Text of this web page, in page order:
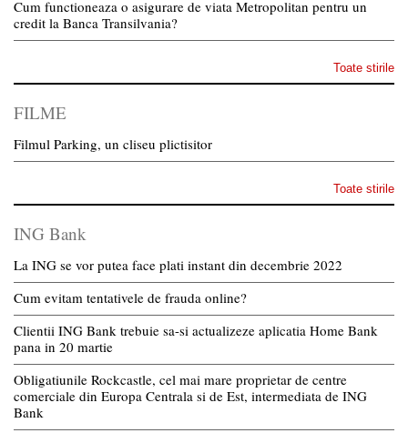
Cum functioneaza o asigurare de viata Metropolitan pentru un
credit la Banca Transilvania?
Toate stirile
FILME
Filmul Parking, un cliseu plictisitor
Toate stirile
ING Bank
La ING se vor putea face plati instant din decembrie 2022
Cum evitam tentativele de frauda online?
Clientii ING Bank trebuie sa-si actualizeze aplicatia Home Bank
pana in 20 martie
Obligatiunile Rockcastle, cel mai mare proprietar de centre
comerciale din Europa Centrala si de Est, intermediata de ING
Bank